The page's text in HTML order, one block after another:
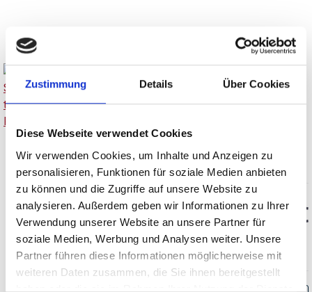
Zustimmung Details Über Cookies
Diese Webseite verwendet Cookies
Wir verwenden Cookies, um Inhalte und Anzeigen zu
personalisieren, Funktionen für soziale Medien anbieten
zu können und die Zugriffe auf unsere Website zu
analysieren. Außerdem geben wir Informationen zu Ihrer
Verwendung unserer Website an unsere Partner für
soziale Medien, Werbung und Analysen weiter. Unsere
Partner führen diese Informationen möglicherweise mit
weiteren Daten zusammen, die Sie ihnen bereitgestellt
haben oder die sie im Rahmen Ihrer Nutzung der Dienste
Silvaner Brut,
Flaschengärung, Franken
Durchschnittliche Bewertung von 5
Inhalt: 0,75 Liter (20,73 € / 1 Liter)
inkl. MwSt.zzgl. Versandkosten
15,55 €